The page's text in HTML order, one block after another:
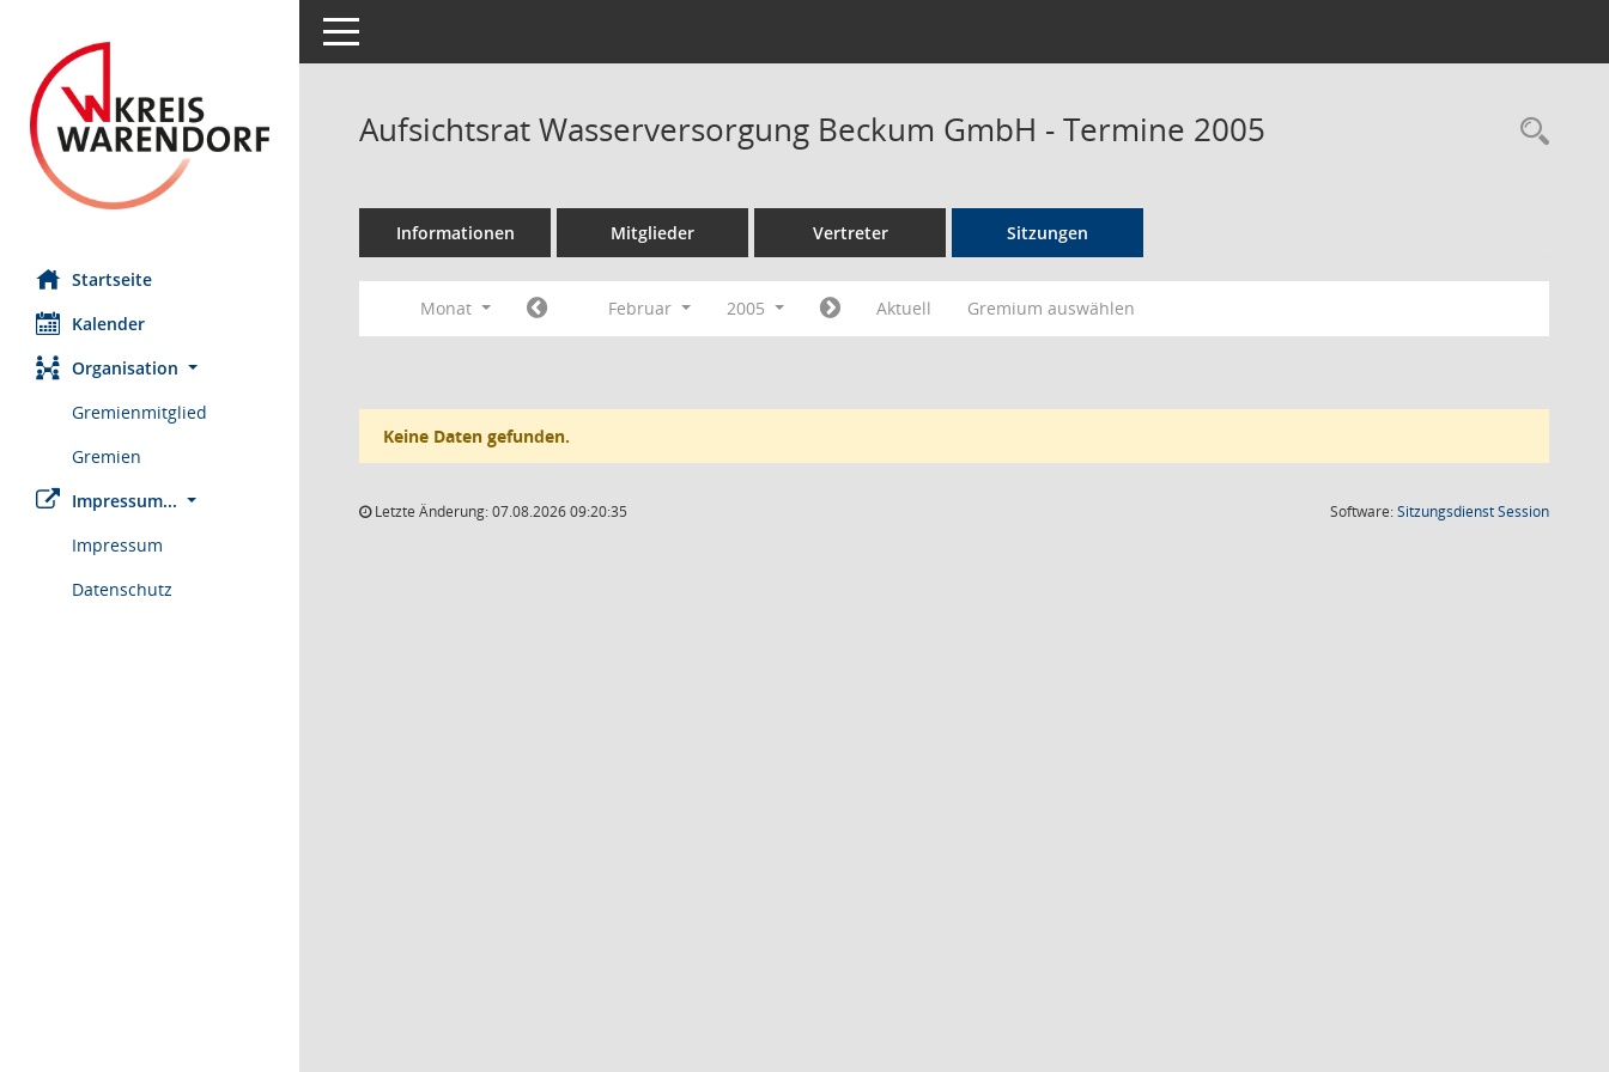
Startseite
Kalender
Organisation
Gremienmitglied
Gremien
Impressum...
Impressum
Datenschutz
Toggle navigation
Aufsichtsrat Wasserversorgung Beckum GmbH - Termine 2005
Informationen Mitglieder Vertreter Sitzungen
Monat Februar 2005 Aktuell Gremium auswählen
Keine Daten gefunden.
Letzte Änderung: 07.08.2026 09:20:35 Software:SitzungsdienstSession(Wird in